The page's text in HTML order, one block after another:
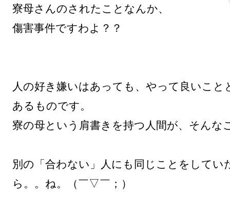
寮母さんのされたことなんか、
傷害事件ですわよ？？
人の好き嫌いはあっても、やって良いこと
あるものです。
寮の母という肩書きを持つ人間が、そんな
別の「合わない」人にも同じことをしてい
ら。。ね。（￣▽￣；）